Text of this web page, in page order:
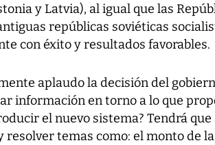
y Latvia), al igual que las
repúblicas soviéticas
con éxito y resultados favorables.
aplaudo la decisión del
información en torno a lo que
el nuevo sistema? Tendrá
resolver temas como: el monto de